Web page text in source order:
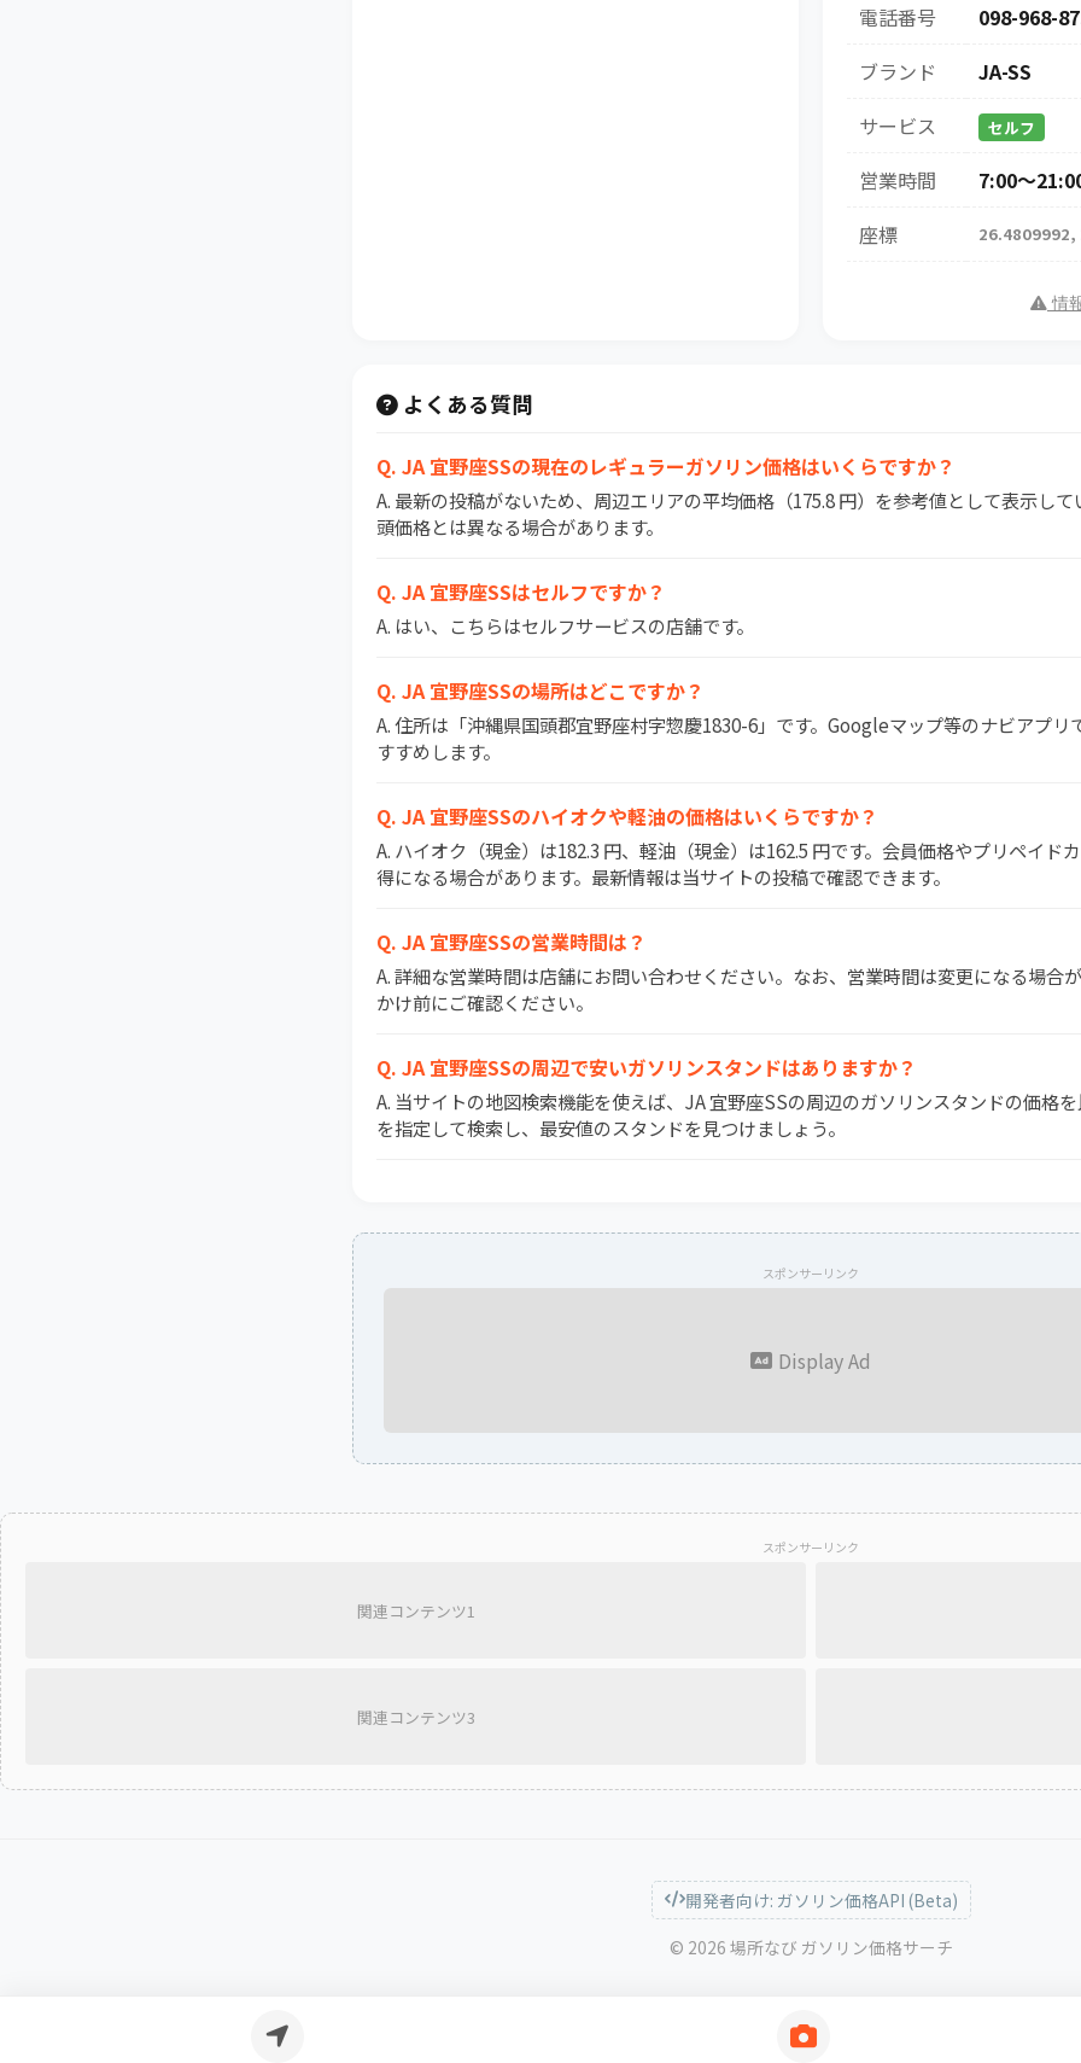
電話番号
098-968-
ブランド
JA-SS
サービス
セルフ
営業時間
7:00〜
座標
26.4809992,
情
よくある質問
Q. JA 宜野座SSの現在のレギュラーガソリン価格はいくらですか？
A. 最新の投稿がないため、周辺エリアの平均価格（175.8 円）を参考値として表示し
頭価格とは異なる場合があります。
Q. JA 宜野座SSはセルフですか？
A. はい、こちらはセルフサービスの店舗です。
Q. JA 宜野座SSの場所はどこですか？
A. 住所は「沖縄県国頭郡宜野座村字惣慶1830-6」です。Googleマップ等のナビアプリ
すすめします。
Q. JA 宜野座SSのハイオクや軽油の価格はいくらですか？
A. ハイオク（現金）は182.3 円、軽油（現金）は162.5 円です。会員価格やプリペイド
得になる場合があります。最新情報は当サイトの投稿で確認できます。
Q. JA 宜野座SSの営業時間は？
A. 詳細な営業時間は店舗にお問い合わせください。なお、営業時間は変更になる場合
かけ前にご確認ください。
Q. JA 宜野座SSの周辺で安いガソリンスタンドはありますか？
A. 当サイトの地図検索機能を使えば、JA 宜野座SSの周辺のガソリンスタンドの価格
を指定して検索し、最安値のスタンドを見つけましょう。
スポンサーリンク
Display Ad
スポンサーリンク
関連コンテンツ1
関連コンテンツ3
開発者向け: ガソリン価格API (Beta)
© 2026 場所なび ガソリン価格サーチ